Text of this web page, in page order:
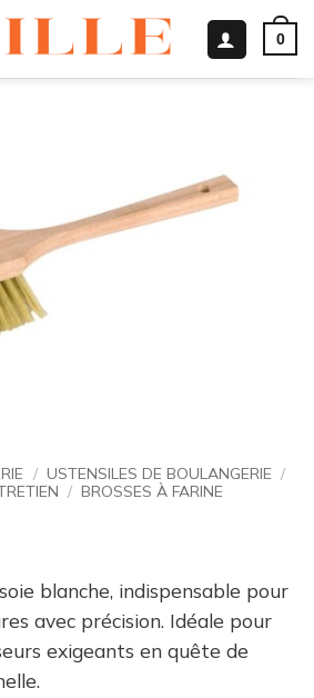
0
/ USTENSILES DE BOULANGERIE /
/ BROSSES À FARINE
blanche, indispensable pour
avec précision. Idéale pour
exigeants en quête de